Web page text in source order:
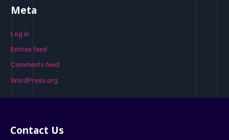
Meta
Log in
Entries feed
Comments feed
WordPress.org
Contact Us